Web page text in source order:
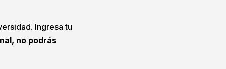
Ingresa tu
no podrás